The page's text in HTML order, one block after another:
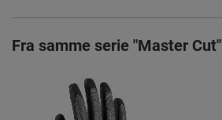
Fra samme serie "Master Cut"